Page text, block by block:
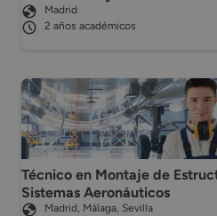
Madrid
2 años académicos
Técnico en Montaje de
Sistemas Aeronáuticos
Madrid, Málaga, Sevilla